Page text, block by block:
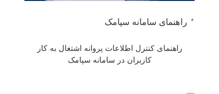
* راهنمای سامانه سپامک
راهنمای کنترل اطلاعات پروانه اشتغال به کار
کاربران در سامانه سپامک
.